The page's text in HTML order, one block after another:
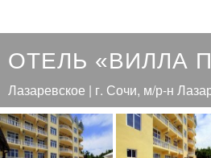
ОТЕЛЬ «ВИЛЛА
Лазаревское | г. Сочи, м/р-н